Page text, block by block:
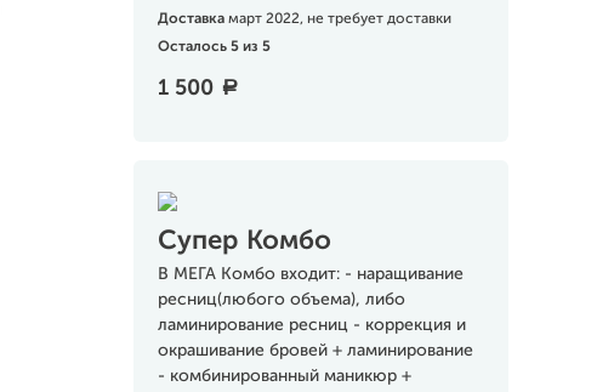
Доставка март 2022, не требует доставки
Осталось 5 из 5
1 500 a
Супер Комбо
В МЕГА Комбо входит: - наращивание
ресниц(любого объема), либо
ламинирование ресниц - коррекция и
окрашивание бровей + ламинирование
- комбинированный маникюр +